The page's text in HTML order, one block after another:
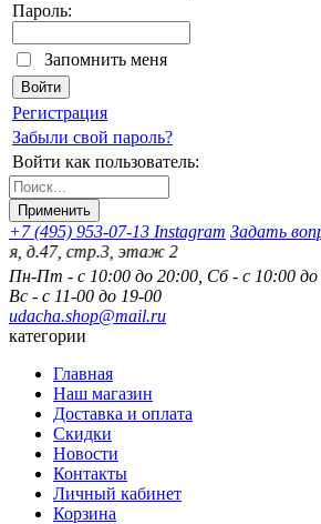
Пароль:
Запомнить меня
Регистрация
Забыли свой пароль?
Войти как пользователь:
+7 (495) 953-07-13 Instagram Задать
стр.3, этаж 2
Пн-Пт - с 10:00 до 20:00, Сб - с 10:00 до
Вс - с 11-00 до 19-00
udacha.shop@mail.ru
категории
Главная
Наш магазин
Доставка и оплата
Скидки
Новости
Контакты
Личный кабинет
Корзина